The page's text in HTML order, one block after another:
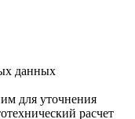
данных
для уточнения
расчет